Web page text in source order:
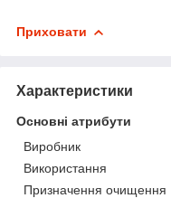
Приховати
Характеристики
Основні атрибути
Виробник
Використання
Призначення очищення